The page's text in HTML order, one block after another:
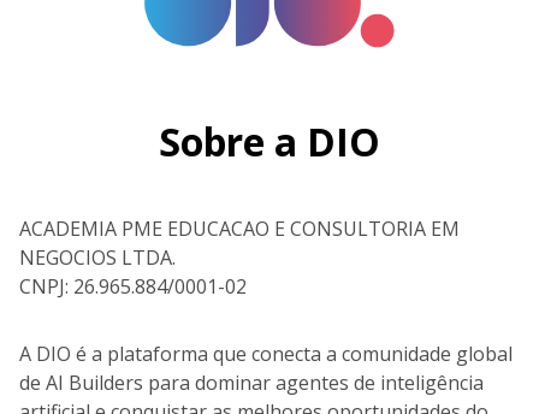
Sobre a DIO
ACADEMIA PME EDUCACAO E CONSULTORIA EM
NEGOCIOS LTDA.
CNPJ: 26.965.884/0001-02
A DIO é a plataforma que conecta a comunidade global
de AI Builders para dominar agentes de inteligência